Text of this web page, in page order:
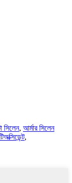
সিলেন, আর্মার সিলেন
,